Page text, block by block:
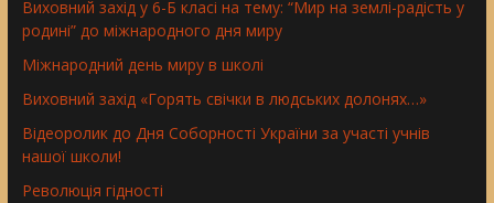
Виховний захід у 6-Б класі на тему: “Мир на землі-радість у
родині” до міжнародного дня миру
Міжнародний день миру в школі
Виховний захід «Горять свічки в людських долонях…»
Відеоролик до Дня Соборності України за участі учнів
нашої школи!
Революція гідності